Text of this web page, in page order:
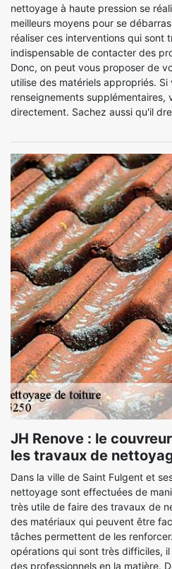
nettoyage à haute pression se
meilleurs moyens pour se
réaliser ces interventions qui sont
indispensable de contacter des
Donc, on peut vous proposer de
utilise des matériels appropriés.
renseignements supplémentaires,
directement. Sachez aussi qu'il
JH Renove : le
les travaux de
Dans la ville de Saint Fulgent et
nettoyage sont effectuées de
très utile de faire des travaux de
des matériaux qui peuvent être
tâches permettent de les
opérations qui sont très difficiles,
des professionnels en la matière.